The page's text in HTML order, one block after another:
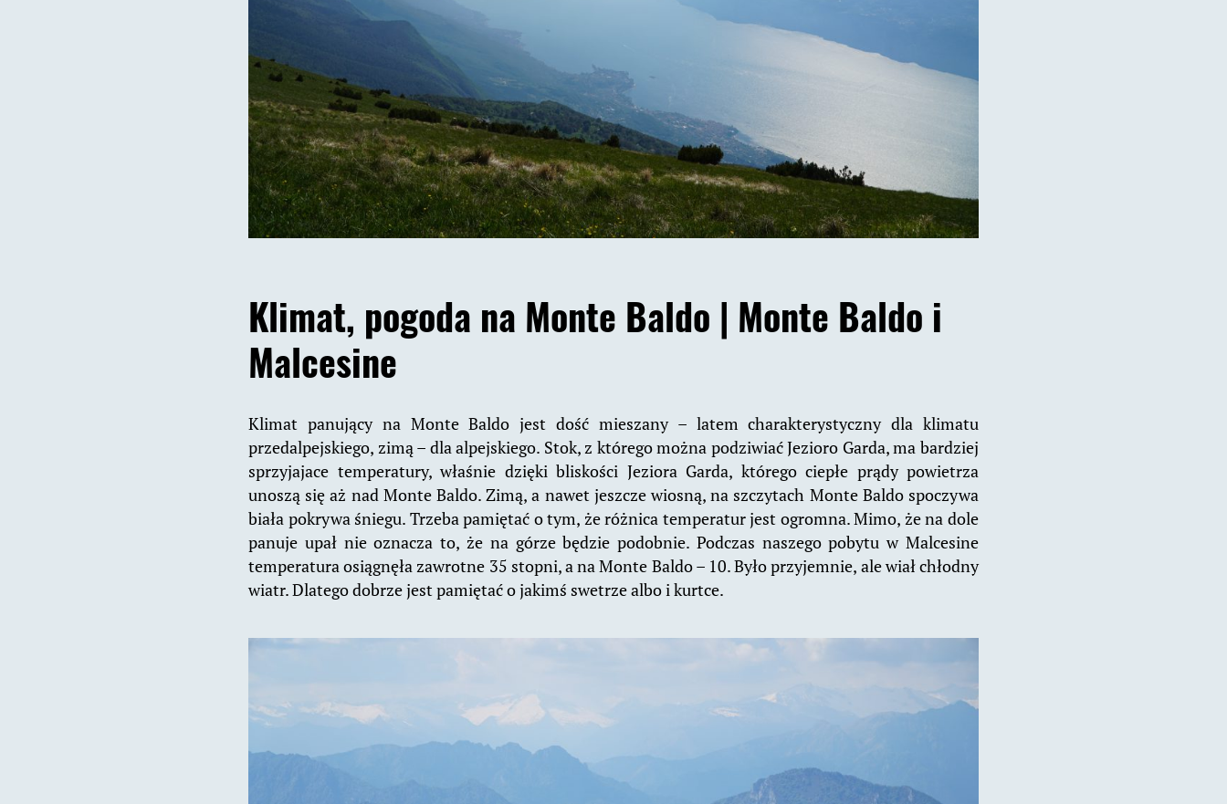
Klimat, pogoda na Monte Baldo | Monte Baldo i
Malcesine
Klimat panujący na Monte Baldo jest dość mieszany – latem charakterystyczny dla klimatu
przedalpejskiego, zimą – dla alpejskiego. Stok, z którego można podziwiać Jezioro Garda, ma bardziej
sprzyjajace temperatury, właśnie dzięki bliskości Jeziora Garda, którego ciepłe prądy powietrza
unoszą się aż nad Monte Baldo. Zimą, a nawet jeszcze wiosną, na szczytach Monte Baldo spoczywa
biała pokrywa śniegu. Trzeba pamiętać o tym, że różnica temperatur jest ogromna. Mimo, że na dole
panuje upał nie oznacza to, że na górze będzie podobnie. Podczas naszego pobytu w Malcesine
temperatura osiągnęła zawrotne 35 stopni, a na Monte Baldo – 10. Było przyjemnie, ale wiał chłodny
wiatr. Dlatego dobrze jest pamiętać o jakimś swetrze albo i kurtce.